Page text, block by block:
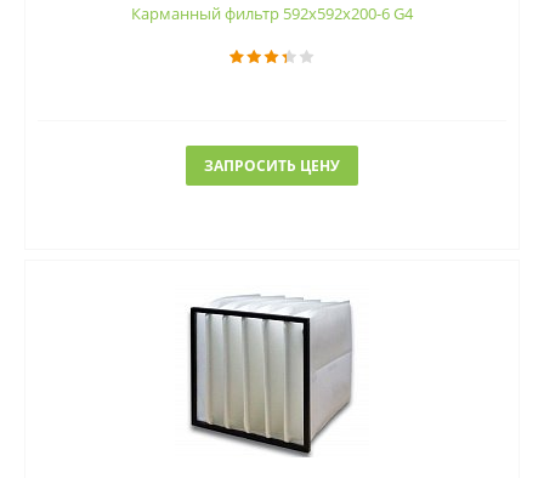
Карманный фильтр 592х592х200-6 G4
ЗАПРОСИТЬ ЦЕНУ